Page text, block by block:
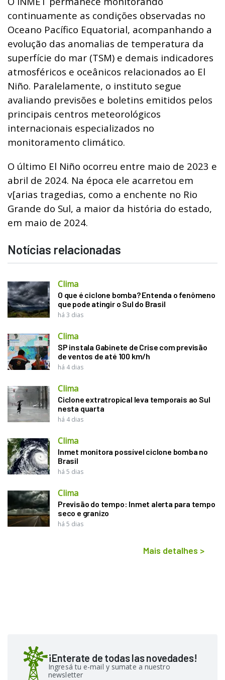
continuamente as condições observadas no
Oceano Pacífico Equatorial, acompanhando a
evolução das anomalias de temperatura da
superfície do mar (TSM) e demais indicadores
atmosféricos e oceânicos relacionados ao El
Niño. Paralelamente, o instituto segue
avaliando previsões e boletins emitidos pelos
principais centros meteorológicos
internacionais especializados no
monitoramento climático.
O último El Niño ocorreu entre maio de 2023 e
abril de 2024. Na época ele acarretou em
v[arias tragedias, como a enchente no Rio
Grande do Sul, a maior da história do estado,
em maio de 2024.
Notícias relacionadas
Clima
O que é ciclone bomba? Entenda o fenômeno
que pode atingir o Sul do Brasil
há 3 dias
Clima
SP instala Gabinete de Crise com previsão
de ventos de até 100 km/h
há 4 dias
Clima
Ciclone extratropical leva temporais ao Sul
nesta quarta
há 4 dias
Clima
Inmet monitora possível ciclone bomba no
Brasil
há 5 dias
Clima
Previsão do tempo: Inmet alerta para tempo
seco e granizo
há 5 dias
Mais detalhes >
¡Enterate de todas las novedades!
Ingresá tu e-mail y sumate a nuestro
newsletter